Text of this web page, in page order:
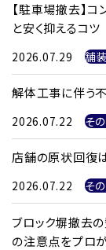
【駐車場撤去】
と安く抑えるコツ
2026.07.29 舗
解体工事に伴う
2026.07.22 そ
店舗の原状回復
2026.07.22 そ
ブロック塀撤去
の注意点をプロ